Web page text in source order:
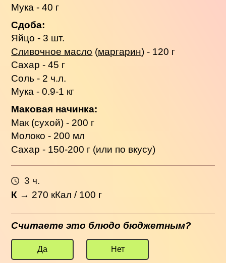
Мука - 40 г
Сдоба:
Яйцо - 3 шт.
Сливочное масло (маргарин) - 120 г
Сахар - 45 г
Соль - 2 ч.л.
Мука - 0.9-1 кг
Маковая начинка:
Мак (сухой) - 200 г
Молоко - 200 мл
Сахар - 150-200 г (или по вкусу)
3 ч.
К → 270 кКал / 100 г
Считаете это блюдо бюджетным?
Да Нет